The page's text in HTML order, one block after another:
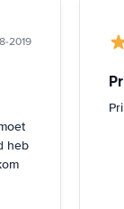
2019
heb